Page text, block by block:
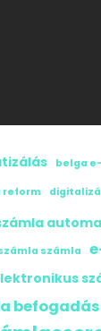
belga
reform
számla